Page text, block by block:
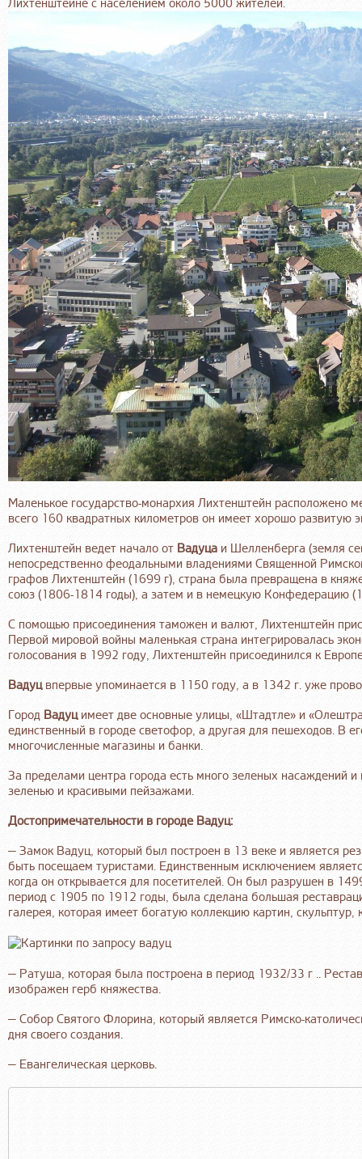
Лихтенштейне с населением около 5000 жителей.
Маленькое государство-монархия Лихтенштейн расположено
всего 160 квадратных километров он имеет хорошо развитую
Лихтенштейн ведет начало от Вадуца и Шелленберга (земля
непосредственно феодальными владениями Священной
графов Лихтенштейн (1699 г), страна была превращена в
союз (1806-1814 годы), а затем и в немецкую Конфедерацию
С помощью присоединения таможен и валют, Лихтенштейн
Первой мировой войны маленькая страна интегрировалась
голосования в 1992 году, Лихтенштейн присоединился к
Вадуцвпервые упоминается в 1150 году, а в 1342 г. уже
Город Вадуцимеет две основные улицы, «Штадтле» и
единственный в городе светофор, а другая для пешеходов. В
многочисленные магазины и банки.
За пределами центра города есть много зеленых насаждений
зеленью и красивыми пейзажами.
Достопримечательности в городе Вадуц:
— Замок Вадуц, который был построен в 13 веке и является
быть посещаем туристами. Единственным исключением
когда он открывается для посетителей. Он был разрушен в
период с 1905 по 1912 годы, была сделана большая
галерея, которая имеет богатую коллекцию картин,
— Ратуша, которая была построена в период 1932/33 г ..
изображен герб княжества.
— Собор Святого Флорина, который является Римско-
дня своего создания.
— Евангелическая церковь.